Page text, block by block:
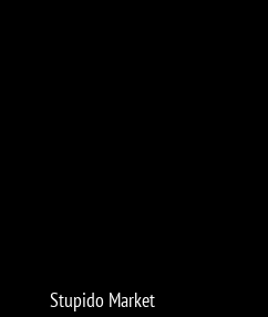
Stupido Market